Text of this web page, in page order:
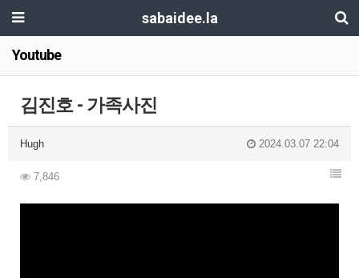
sabaidee.la
Youtube
김진호 - 가족사진
Hugh 2024.03.07 22:04
7,846